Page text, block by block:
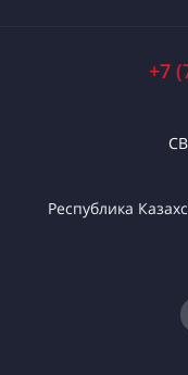
+7
Республика